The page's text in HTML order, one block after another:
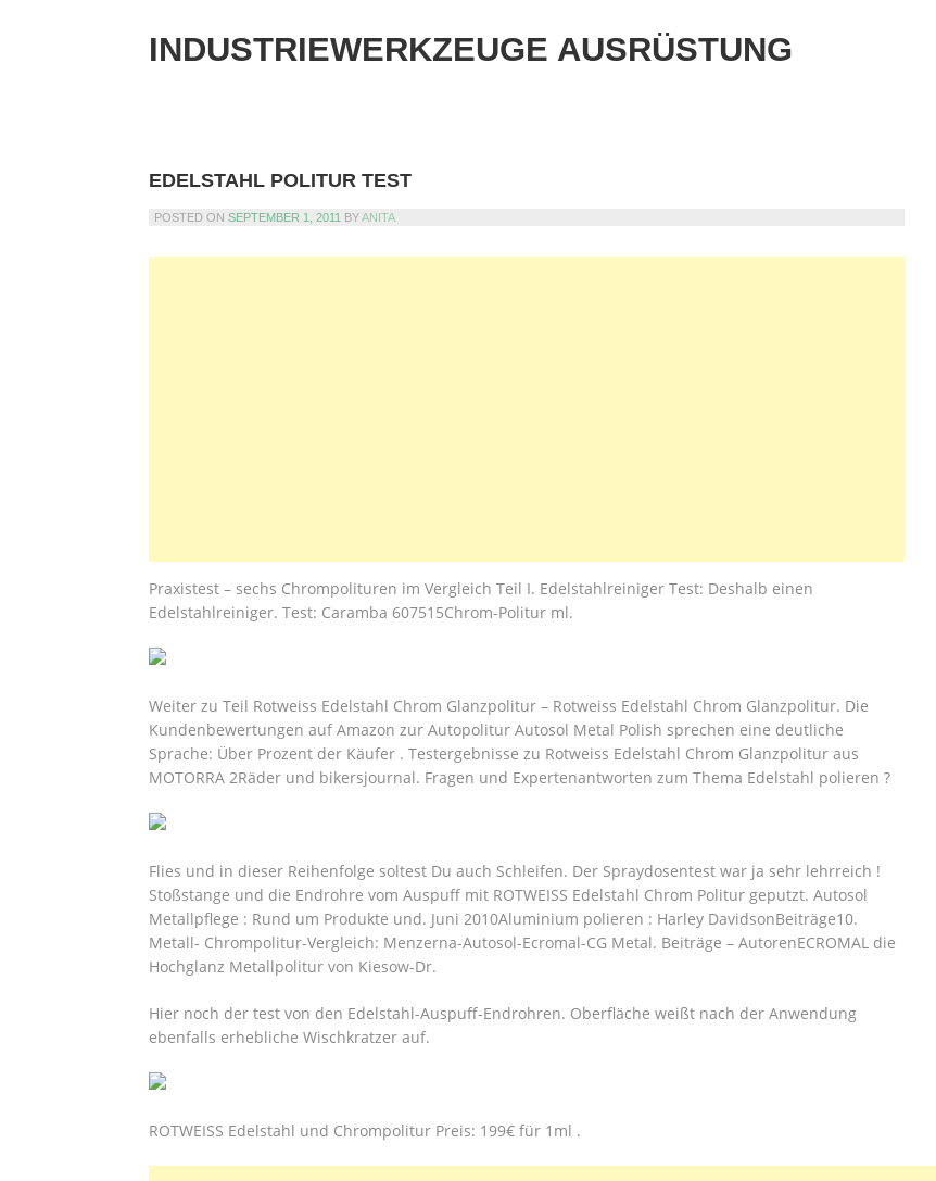
INDUSTRIEWERKZEUGE AUSRÜSTUNG
EDELSTAHL POLITUR TEST
POSTED ON SEPTEMBER 1, 2011 BYANITA
Praxistest – sechs Chrompolituren im Vergleich Teil I. Edelstahlreiniger Test: Deshalb einen
Edelstahlreiniger. Test: Caramba 607515Chrom-Politur ml.
Weiter zu Teil Rotweiss Edelstahl Chrom Glanzpolitur – Rotweiss Edelstahl Chrom Glanzpolitur. Die
Kundenbewertungen auf Amazon zur Autopolitur Autosol Metal Polish sprechen eine deutliche
Sprache: Über Prozent der Käufer . Testergebnisse zu Rotweiss Edelstahl Chrom Glanzpolitur aus
MOTORRA 2Räder und bikersjournal. Fragen und Expertenantworten zum Thema Edelstahl polieren ?
Flies und in dieser Reihenfolge soltest Du auch Schleifen. Der Spraydosentest war ja sehr lehrreich !
Stoßstange und die Endrohre vom Auspuff mit ROTWEISS Edelstahl Chrom Politur geputzt. Autosol
Metallpflege : Rund um Produkte und. Juni 2010Aluminium polieren : Harley DavidsonBeiträge10.
Metall- Chrompolitur-Vergleich: Menzerna-Autosol-Ecromal-CG Metal. Beiträge – ‎AutorenECROMAL die
Hochglanz Metallpolitur von Kiesow-Dr.
Hier noch der test von den Edelstahl-Auspuff-Endrohren. Oberfläche weißt nach der Anwendung
ebenfalls erhebliche Wischkratzer auf.
ROTWEISS Edelstahl und Chrompolitur Preis: 199€ für 1ml .